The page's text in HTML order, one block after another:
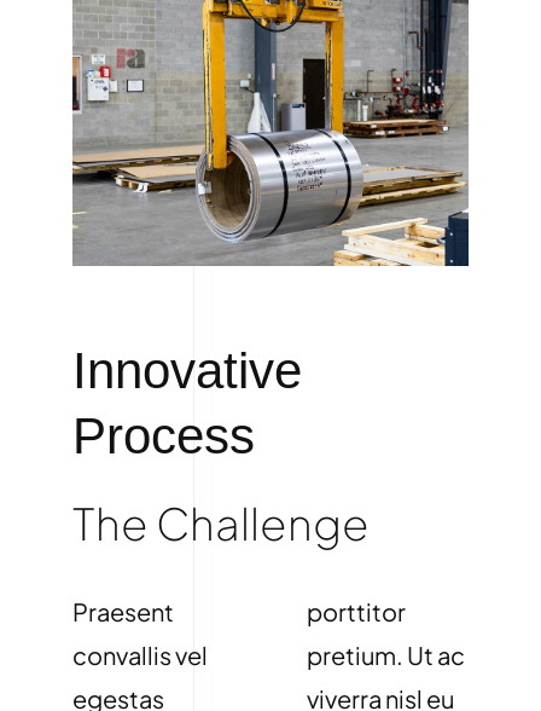
Innovative
Process
The Challenge
Praesent
convallis vel
egestas
porttitor
pretium. Ut ac
viverra nisl eu